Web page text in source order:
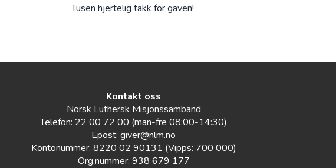
Tusen hjertelig takk for gaven!
Kontakt oss
Norsk Luthersk Misjonssamband
Telefon: 22 00 72 00 (man-fre 08:00-14:30)
Epost:giver@nlm.no
Kontonummer: 8220 02 90131 (Vipps: 700 000)
Org.nummer: 938 679 177